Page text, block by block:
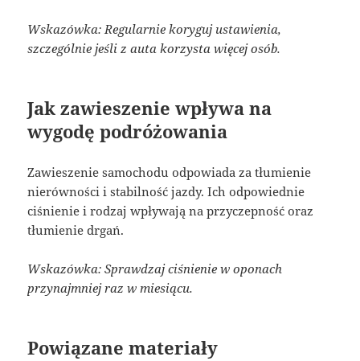
Wskazówka: Regularnie koryguj ustawienia,
szczególnie jeśli z auta korzysta więcej osób.
Jak zawieszenie wpływa na
wygodę podróżowania
Zawieszenie samochodu odpowiada za tłumienie
nierówności i stabilność jazdy. Ich odpowiednie
ciśnienie i rodzaj wpływają na przyczepność oraz
tłumienie drgań.
Wskazówka: Sprawdzaj ciśnienie w oponach
przynajmniej raz w miesiącu.
Powiązane materiały